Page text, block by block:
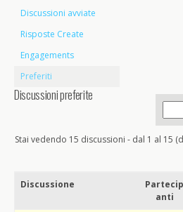
Discussioni avviate
Risposte Create
Engagements
Preferiti
Discussioni preferite
Stai vedendo 15 discussioni - dal 1 al 15
Discussione
Partecip
anti